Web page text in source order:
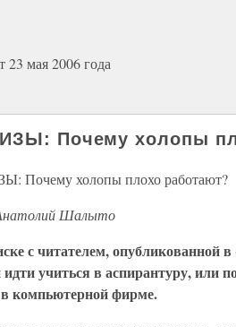
мая 2006 года
Почему холопы
Почему холопы плохо работают?
Шалыто
с читателем, опубликованной
идти учиться в аспирантуру,
компьютерной фирме.